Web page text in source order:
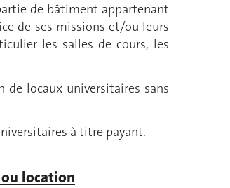
de bâtiment appartenant
de ses missions et/ou leurs
les salles de cours, les
locaux universitaires sans
à titre payant.
location